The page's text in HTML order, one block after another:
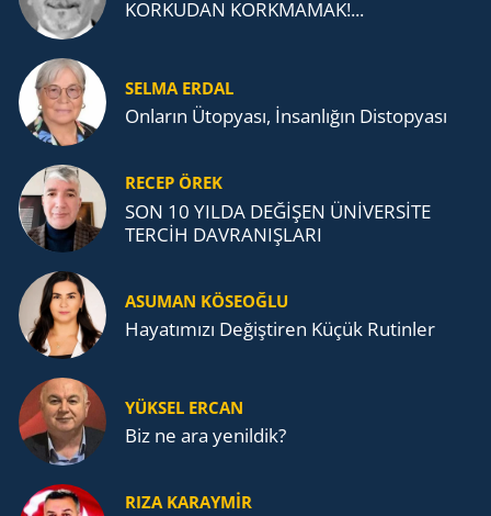
KORKUDAN KORKMAMAK!...
SELMA ERDAL
Onların Ütopyası, İnsanlığın Distopyası
RECEP ÖREK
SON 10 YILDA DEĞİŞEN ÜNİVERSİTE
TERCİH DAVRANIŞLARI
ASUMAN KÖSEOĞLU
Ha­ya­tı­mı­zı De­ğiş­ti­ren Küçük Ru­tin­ler
YÜKSEL ERCAN
Biz ne ara yenildik?
RIZA KARAYMIR